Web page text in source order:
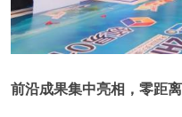
前沿成果集中亮相，零距